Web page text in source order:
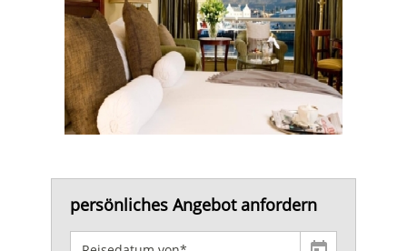
persönliches Angebot anfordern